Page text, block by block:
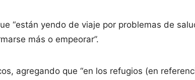
“están yendo de viaje por problemas de
más o empeorar”.
agregando que “en los refugios (en